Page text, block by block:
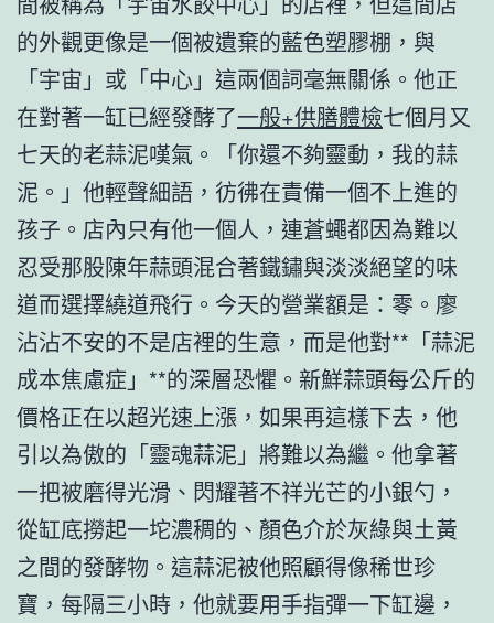
的外觀更像是一個被遺棄的藍色塑膠棚，與
「宇宙」或「中心」這兩個詞毫無關係。他正
在對著一缸已經發酵了一般+供膳體檢七個月又
七天的老蒜泥嘆氣。「你還不夠靈動，我的蒜
泥。」他輕聲細語，彷彿在責備一個不上進的
孩子。店內只有他一個人，連蒼蠅都因為難以
忍受那股陳年蒜頭混合著鐵鏽與淡淡絕望的味
道而選擇繞道飛行。今天的營業額是：零。廖
沾沾不安的不是店裡的生意，而是他對**「蒜泥
成本焦慮症」**的深層恐懼。新鮮蒜頭每公斤的
價格正在以超光速上漲，如果再這樣下去，他
引以為傲的「靈魂蒜泥」將難以為繼。他拿著
一把被磨得光滑、閃耀著不祥光芒的小銀勺，
從缸底撈起一坨濃稠的、顏色介於灰綠與土黃
之間的發酵物。這蒜泥被他照顧得像稀世珍
寶，每隔三小時，他就要用手指彈一下缸邊，